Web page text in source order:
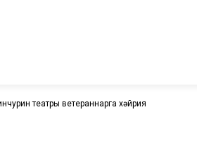
театры ветераннарга хәйрия